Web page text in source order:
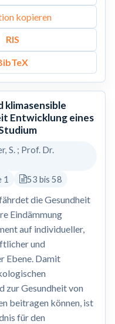
kopieren
RIS
klimasensible
Entwicklung eines
S. ; Prof. Dr.
1
53 bis 58
die Gesundheit
Eindämmung
auf individueller,
und
Ebene. Damit
zur Gesundheit von
beitragen können, ist
für den